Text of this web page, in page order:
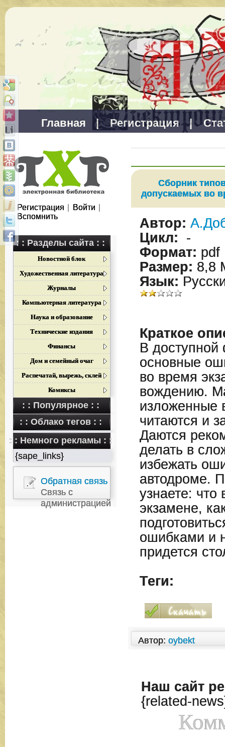
Главная | Регистрация |
Регистрация Войти
Вспомнить
: : Разделы сайта : :
Новостной блок
Художественная литература
Журналы
Компьютерная литература
Наука и образование
Технические издания
Финансы
Дом и семейный очаг
Распечатай, вырежь, склей
Комиксы
: : Популярное : :
: : Облако тегов : :
: : Немного рекламы : :
{sape_links}
Обратная связь
Связь с
администрацией
Сборник
допускаемых во
Автор:
Цикл: -
Формат: pdf
Размер: 8,8
Язык:
Краткое
В
основные
во время
вождению.
изложенные
читаются и
Даются
делать в
избежать
автодроме.
узнаете: что
экзамене,
ошибками и
придется
Теги:
Автор: oybekt
Наш сайт
{related-